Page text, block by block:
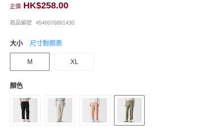
正價 HK$258.00
商品編號 4548076861430
大小 尺寸對照表
M XL
顏色